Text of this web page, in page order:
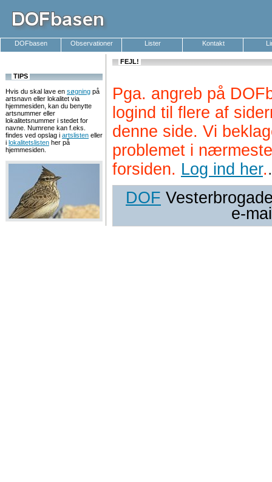
DOFbasen Observationer Lister Kontakt
TIPS
Hvis du skal lave en søgning på
artsnavn eller lokalitet via
hjemmesiden, kan du benytte
artsnummer eller
lokalitetsnummer i stedet for
navne. Numrene kan f.eks.
findes ved opslag i artslisten eller
i lokalitetslisten her på
hjemmesiden.
FEJL!
Pga. angreb på
logind til flere af
denne side. Vi
problemet i
forsiden. Log ind her..
DOF
e-